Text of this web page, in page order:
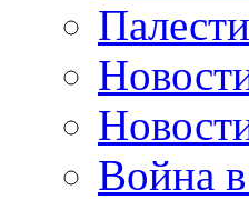
Война